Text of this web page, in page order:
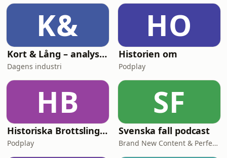
K&
Kort & Lång – analyspodden från Di
Dagens industri
HO
Historien om
Podplay
HB
Historiska Brottslingar
Podplay
SF
Svenska fall podcast
Brand New Content & Perfect Day Media